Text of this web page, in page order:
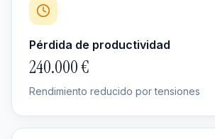
Pérdida de productividad
240.000 €
Rendimiento reducido por tensiones